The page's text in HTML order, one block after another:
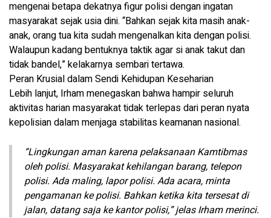
mengenai betapa dekatnya figur polisi dengan ingatan
masyarakat sejak usia dini. “Bahkan sejak kita masih anak-
anak, orang tua kita sudah mengenalkan kita dengan polisi.
Walaupun kadang bentuknya taktik agar si anak takut dan
tidak bandel,” kelakarnya sembari tertawa.
Peran Krusial dalam Sendi Kehidupan Keseharian
Lebih lanjut, Irham menegaskan bahwa hampir seluruh
aktivitas harian masyarakat tidak terlepas dari peran nyata
kepolisian dalam menjaga stabilitas keamanan nasional.
“Lingkungan aman karena pelaksanaan Kamtibmas
oleh polisi. Masyarakat kehilangan barang, telepon
polisi. Ada maling, lapor polisi. Ada acara, minta
pengamanan ke polisi. Bahkan ketika kita tersesat di
jalan, datang saja ke kantor polisi,” jelas Irham merinci.